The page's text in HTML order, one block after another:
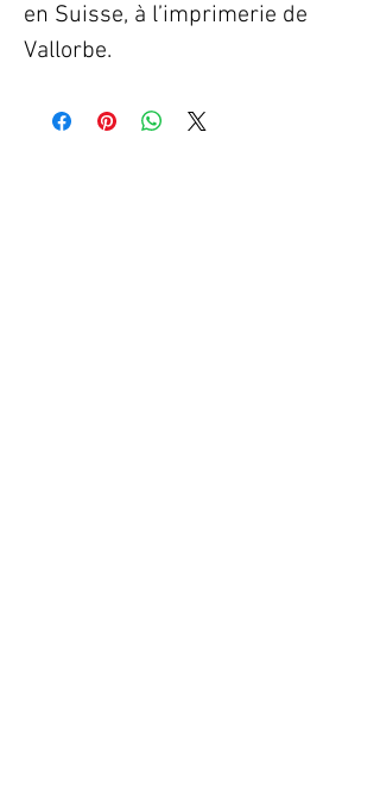
en Suisse, à l’imprimerie de
Vallorbe.